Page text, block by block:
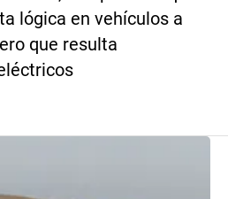
lógica en vehículos a
que resulta